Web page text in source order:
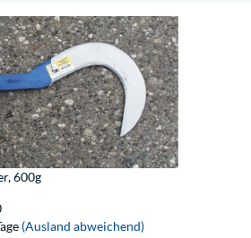
600g
(Ausland abweichend)